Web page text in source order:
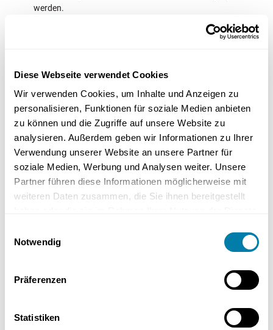
Diese Webseite verwendet Cookies
Wir verwenden Cookies, um Inhalte und Anzeigen zu
personalisieren, Funktionen für soziale Medien anbieten
zu können und die Zugriffe auf unsere Website zu
analysieren. Außerdem geben wir Informationen zu Ihrer
Verwendung unserer Website an unsere Partner für
soziale Medien, Werbung und Analysen weiter. Unsere
Partner führen diese Informationen möglicherweise mit
weiteren Daten zusammen, die Sie ihnen bereitgestellt
Notwendig
Präferenzen
Statistiken
werden.
Der Durchflussmesser kann in der Regel durch Abschrauben
Oft sind spezielle Werkzeuge wie Schraubenschlüssel notwendig,
um die Anschlüsse zu lösen. Manchmal kann es hilfreich sein, das
Schauglas mit einer Zange vorsichtig zu drehen, während ein
anderes Werkzeug den unteren Teil festhält. Mit der richtigen
Technik ist die Demontage kein Hexenwerk.
Schritt. Verwenden Sie eine Bürste und ein sanftes Reinigungstuch,
um alle Teile gründlich zu reinigen und Ablagerungen zu entfernen.
erfolgt.